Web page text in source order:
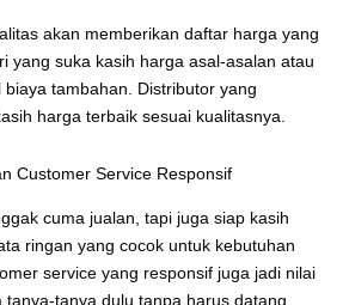
akan memberikan daftar harga yang
yang suka kasih harga asal-asalan atau
tambahan. Distributor yang
harga terbaik sesuai kualitasnya.
Customer Service Responsif
cuma jualan, tapi juga siap kasih
ringan yang cocok untuk kebutuhan
service yang responsif juga jadi nilai
tanya-tanya dulu tanpa harus datang